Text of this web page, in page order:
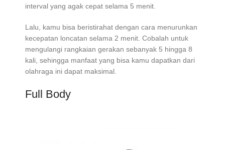
interval yang agak cepat selama 5 menit.
Lalu, kamu bisa beristirahat dengan cara menurunkan
kecepatan loncatan selama 2 menit. Cobalah untuk
mengulangi rangkaian gerakan sebanyak 5 hingga 8
kali, sehingga manfaat yang bisa kamu dapatkan dari
olahraga ini dapat maksimal.
Full Body